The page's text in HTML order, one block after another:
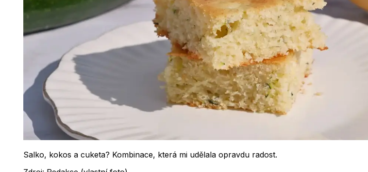
Salko, kokos a cuketa? Kombinace, která mi udělala opravdu radost.